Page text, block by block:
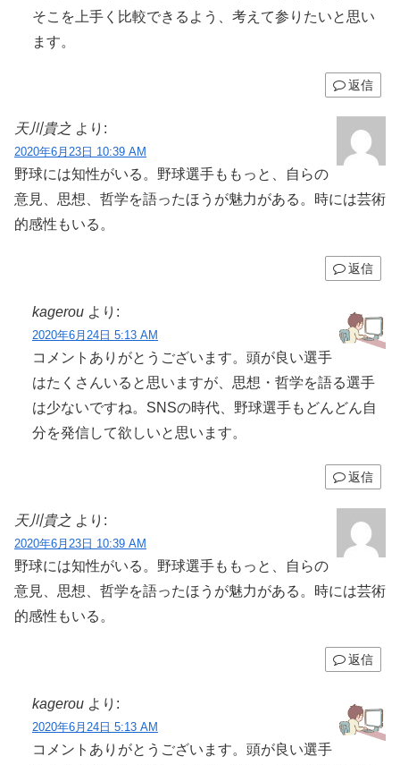
そこを上手く比較できるよう、考えて参りたいと思い
ます。
返信
天川貴之 より:
2020年6月23日 10:39 AM
野球には知性がいる。野球選手ももっと、自らの
意見、思想、哲学を語ったほうが魅力がある。時には芸術
的感性もいる。
返信
kagerou より:
2020年6月24日 5:13 AM
コメントありがとうございます。頭が良い選手
はたくさんいると思いますが、思想・哲学を語る選手
は少ないですね。SNSの時代、野球選手もどんどん自
分を発信して欲しいと思います。
返信
天川貴之 より:
2020年6月23日 10:39 AM
野球には知性がいる。野球選手ももっと、自らの
意見、思想、哲学を語ったほうが魅力がある。時には芸術
的感性もいる。
返信
kagerou より:
2020年6月24日 5:13 AM
コメントありがとうございます。頭が良い選手